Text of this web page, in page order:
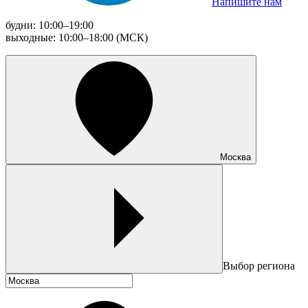
будни: 10:00–19:00
выходные: 10:00–18:00 (МСК)
Москва
Выбор региона